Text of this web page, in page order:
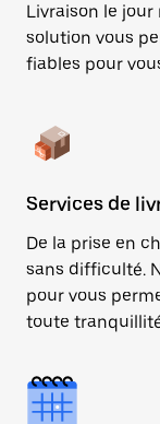
Livraison le
solution vous
fiables pour
Services de
De la prise en
sans difficulté.
pour vous
toute